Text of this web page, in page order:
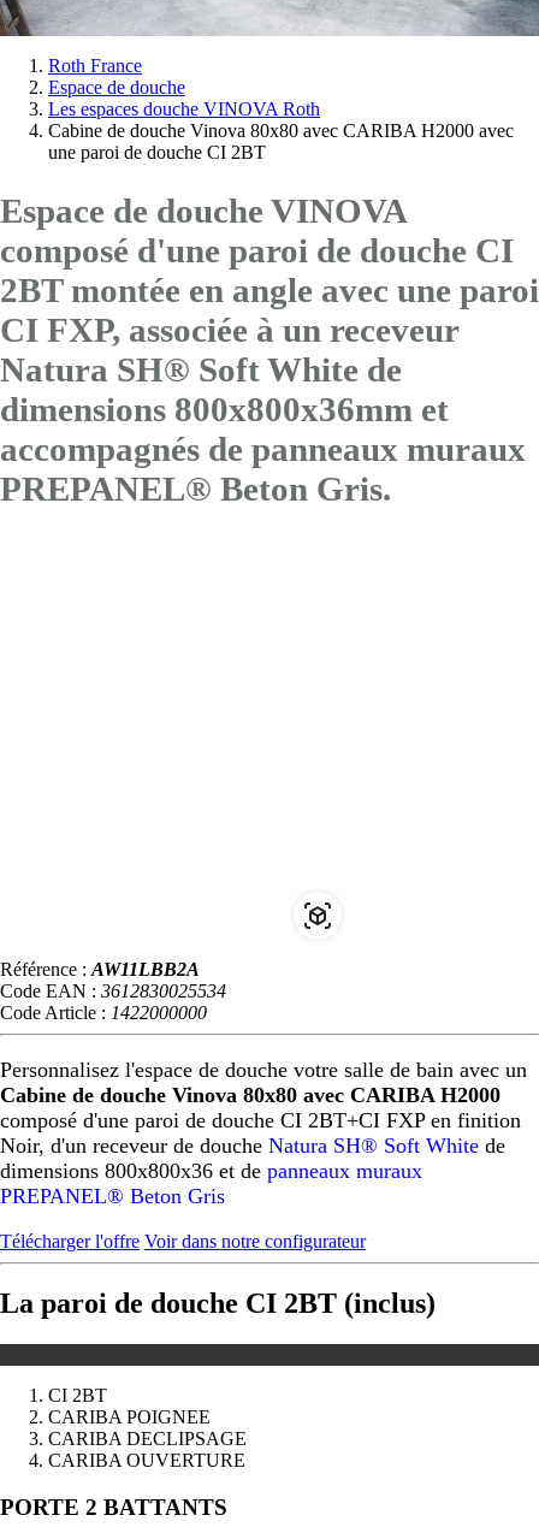
Vous
êtes
Roth France
Espace de douche
Les espaces douche VINOVA Roth
Cabine de douche Vinova 80x80 avec CARIBA H2000 avec
une paroi de douche CI 2BT
Espace de douche VINOVA
composé d'une paroi de douche CI
2BT montée en angle avec une paroi
CI FXP, associée à un receveur
Natura SH® Soft White de
dimensions 800x800x36mm et
accompagnés de panneaux muraux
PREPANEL® Beton Gris.
Référence : AW11LBB2A
Code EAN : 3612830025534
Code Article : 1422000000
Personnalisez l'espace de douche votre salle de bain avec un
Cabine de douche Vinova 80x80 avec CARIBA H2000
composé d'une paroi de douche CI 2BT+CI FXP en finition
Noir, d'un receveur de douche Natura SH® Soft White de
dimensions 800x800x36 et de panneaux muraux
PREPANEL® Beton Gris
Télécharger l'offre Voir dans notre configurateur
La paroi de douche CI 2BT (inclus)
CI 2BT
CARIBA POIGNEE
CARIBA DECLIPSAGE
CARIBA OUVERTURE
Précédent
Suivant
PORTE 2 BATTANTS